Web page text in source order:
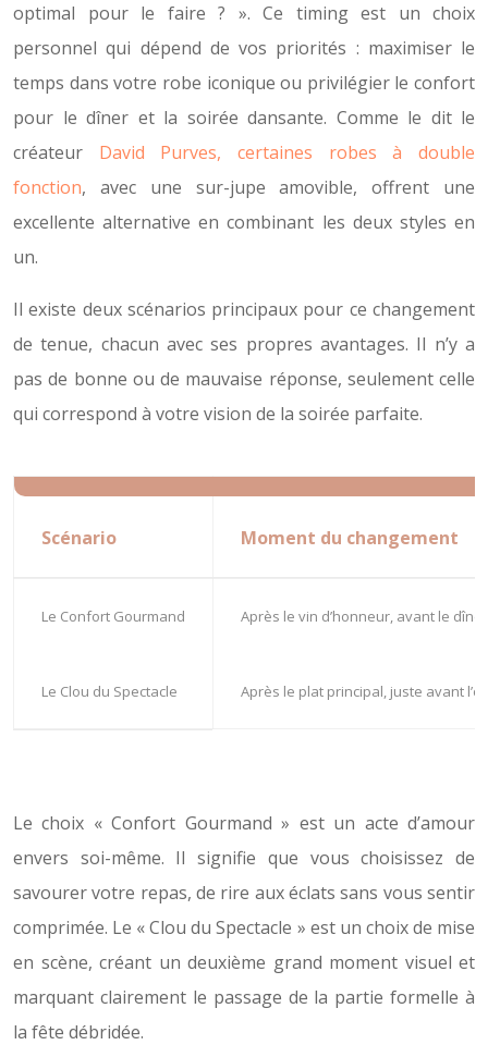
optimal pour le faire ? ». Ce timing est un choix
personnel qui dépend de vos priorités : maximiser le
temps dans votre robe iconique ou privilégier le confort
pour le dîner et la soirée dansante. Comme le dit le
créateur David Purves, certaines robes à double
fonction, avec une sur-jupe amovible, offrent une
excellente alternative en combinant les deux styles en
un.
Il existe deux scénarios principaux pour ce changement
de tenue, chacun avec ses propres avantages. Il n’y a
pas de bonne ou de mauvaise réponse, seulement celle
qui correspond à votre vision de la soirée parfaite.
Scénario Moment du changement
Le Confort Gourmand Après le vin d’honneur, avant le
Le Clou du Spectacle Après le plat principal, juste avant
Le choix « Confort Gourmand » est un acte d’amour
envers soi-même. Il signifie que vous choisissez de
savourer votre repas, de rire aux éclats sans vous sentir
comprimée. Le « Clou du Spectacle » est un choix de mise
en scène, créant un deuxième grand moment visuel et
marquant clairement le passage de la partie formelle à
la fête débridée.